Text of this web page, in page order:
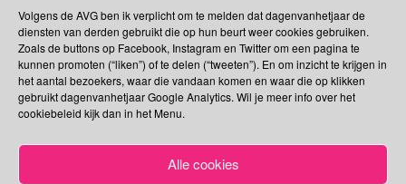
Volgens de AVG ben ik verplicht om te melden dat dagenvanhetjaar de
diensten van derden gebruikt die op hun beurt weer cookies gebruiken.
Zoals de buttons op Facebook, Instagram en Twitter om een pagina te
kunnen promoten (“liken”) of te delen (“tweeten”). En om inzicht te krijgen in
het aantal bezoekers, waar die vandaan komen en waar die op klikken
gebruikt dagenvanhetjaar Google Analytics. Wil je meer info over het
cookiebeleid kijk dan in het Menu.
Alle cookies
Social Media
Je kunt me volgen op